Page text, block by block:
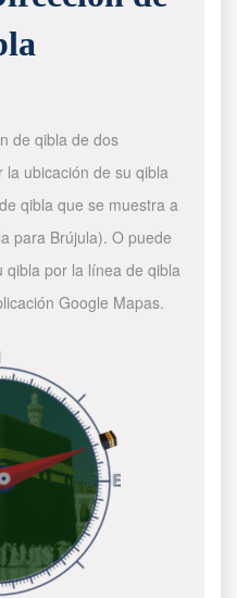
de qibla de dos
la ubicación de su qibla
qibla que se muestra a
para Brújula). O puede
qibla por la línea de qibla
Google Mapas.